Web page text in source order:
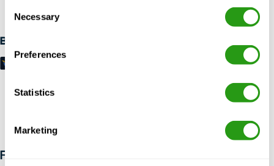
Selection
Necessary
Preferences
Statistics
Marketing
Betaalmethoden
FAQ